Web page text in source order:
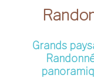
Grands